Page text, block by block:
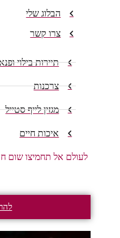
הבלוג שלי
צרו קשר
תיירות בילוי ופנאי
צרכנות
מגזין לייף סטייל
איכות חיים
לעולם אל תחמיצו שום